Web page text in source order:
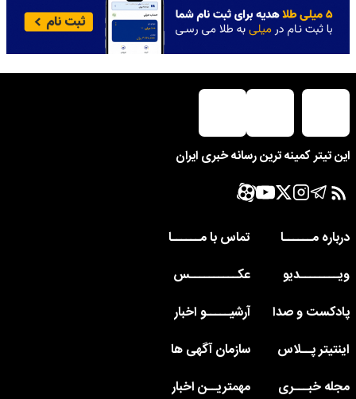
این تیتر کمینه ترین رسانه خبری ایران
درباره مــــــا
تماس با مــــــا
ویــــــــدیو
عکــــــــــس
پادکست و صدا
آرشیـــــو اخبار
اینتیتر پــلاس
سازمان آگهی ها
مجله خبـــری
مهمتریــن اخبار